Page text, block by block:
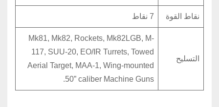
نقاط القوة 7 نقاط
التسليح
Mk81, Mk82, Rockets, Mk82LGB, M-
117, SUU-20, EO/IR Turrets, Towed
Aerial Target, MAA-1, Wing-mounted
.50” caliber Machine Guns